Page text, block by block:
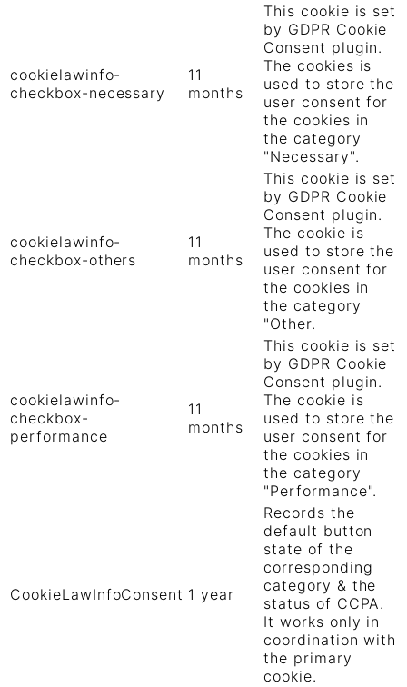
cookielawinfo-
checkbox-necessary
11
months
This cookie is set
by GDPR Cookie
Consent plugin.
The cookies is
used to store the
user consent for
the cookies in
the category
"Necessary".
cookielawinfo-
checkbox-others
11
months
This cookie is set
by GDPR Cookie
Consent plugin.
The cookie is
used to store the
user consent for
the cookies in
the category
"Other.
cookielawinfo-
checkbox-
performance
11
months
This cookie is set
by GDPR Cookie
Consent plugin.
The cookie is
used to store the
user consent for
the cookies in
the category
"Performance".
CookieLawInfoConsent 1 year
Records the
default button
state of the
corresponding
category & the
status of CCPA.
It works only in
coordination with
the primary
cookie.